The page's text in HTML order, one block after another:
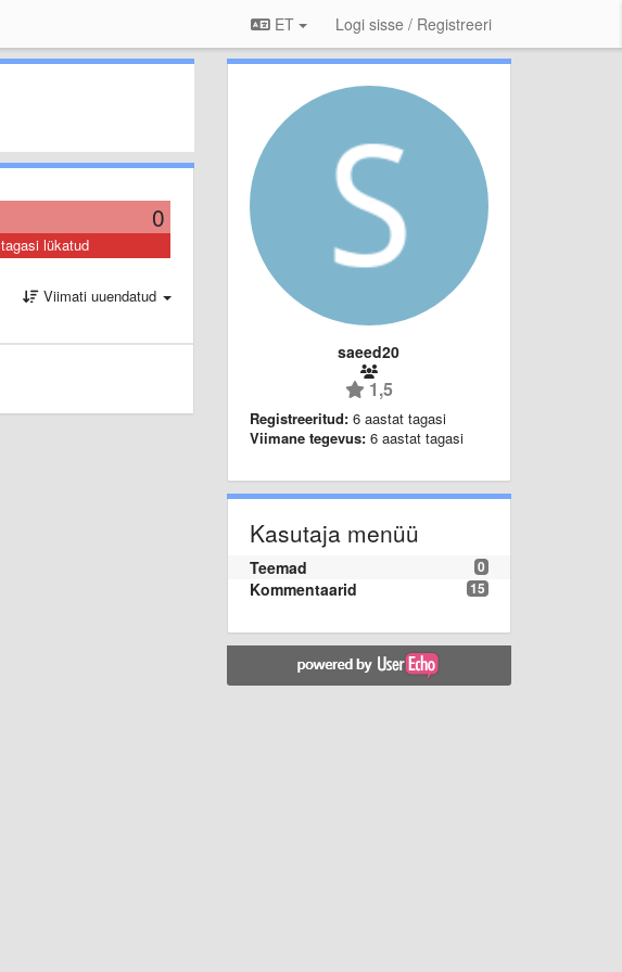
ET Logi sisse / Registreeri
0
tagasi lükatud
Viimati uuendatud
saeed20
1,5
Registreeritud: 6 aastat tagasi
Viimane tegevus: 6 aastat tagasi
Kasutaja menüü
0
Teemad
15
Kommentaarid